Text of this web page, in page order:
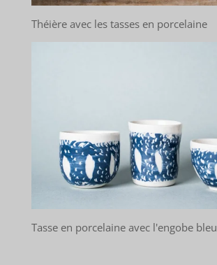
Théière avec les tasses en porcelaine
Tasse en porcelaine avec l'engobe bleu